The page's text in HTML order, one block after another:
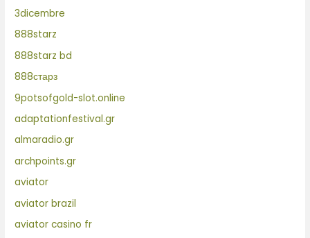
3dicembre
888starz
888starz bd
888старз
9potsofgold-slot.online
adaptationfestival.gr
almaradio.gr
archpoints.gr
aviator
aviator brazil
aviator casino fr